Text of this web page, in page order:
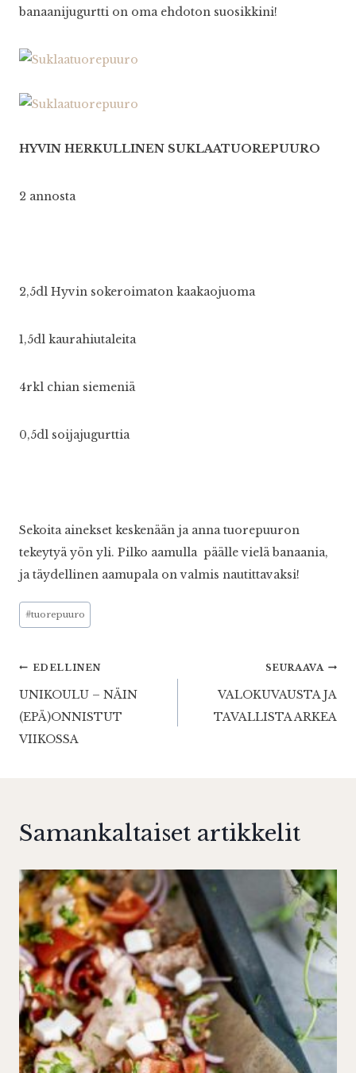
banaanijugurtti on oma ehdoton suosikkini!
HYVIN HERKULLINEN SUKLAATUOREPUURO
2 annosta
2,5dl Hyvin sokeroimaton kaakaojuoma
1,5dl kaurahiutaleita
4rkl chian siemeniä
0,5dl soijajugurttia
Sekoita ainekset keskenään ja anna tuorepuuron
tekeytyä yön yli. Pilko aamulla päälle vielä banaania,
ja täydellinen aamupala on valmis nautittavaksi!
Avainsanat:
#tuorepuuro
Artikkelien
selaus
EDELLINEN
UNIKOULU – NÄIN
(EPÄ)ONNISTUT
VIIKOSSA
SEURAAVA
VALOKUVAUSTA JA
TAVALLISTA ARKEA
Samankaltaiset artikkelit